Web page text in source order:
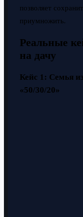
позволяет
приумножить.
Реальные
на дачу
Кейс 1: Семья
«50/30/20»